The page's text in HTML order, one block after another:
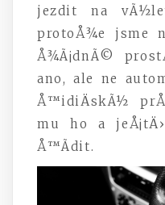
jezdit na
protoÅ¾e jsme
Å¾Ã¡dnÃ©
ano, ale ne
Å™idiÄskÃ½
mu ho a
Å™Ã­dit.